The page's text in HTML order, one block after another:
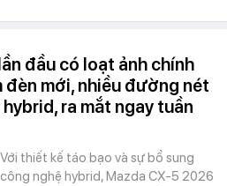
đầu có loạt ảnh chính
đèn mới, nhiều đường nét
ra mắt ngay tuần
Với thiết kế táo bạo và sự bổ sung
công nghệ hybrid, Mazda CX-5 2026